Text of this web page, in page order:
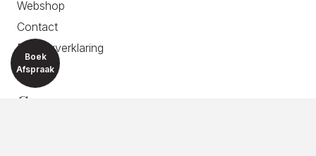
Webshop
Contact
Privacyverklaring
Contactgegevens
Boek
Afspraak